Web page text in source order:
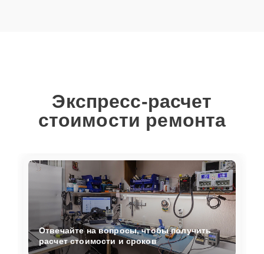
Экспресс-расчет
стоимости ремонта
Отвечайте на вопросы, чтобы получить
расчет стоимости и сроков